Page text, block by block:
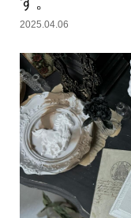
2025.04.06